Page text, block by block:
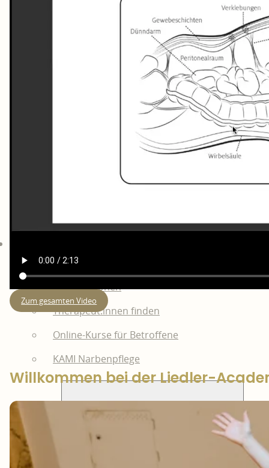
Behandlungen & Buchung
Kooperationen
Therapeut:innen finden
Online-Kurse für Betroffene
KAMI Narbenpflege
Zum gesamten Video
Willkommen bei der Liedler-